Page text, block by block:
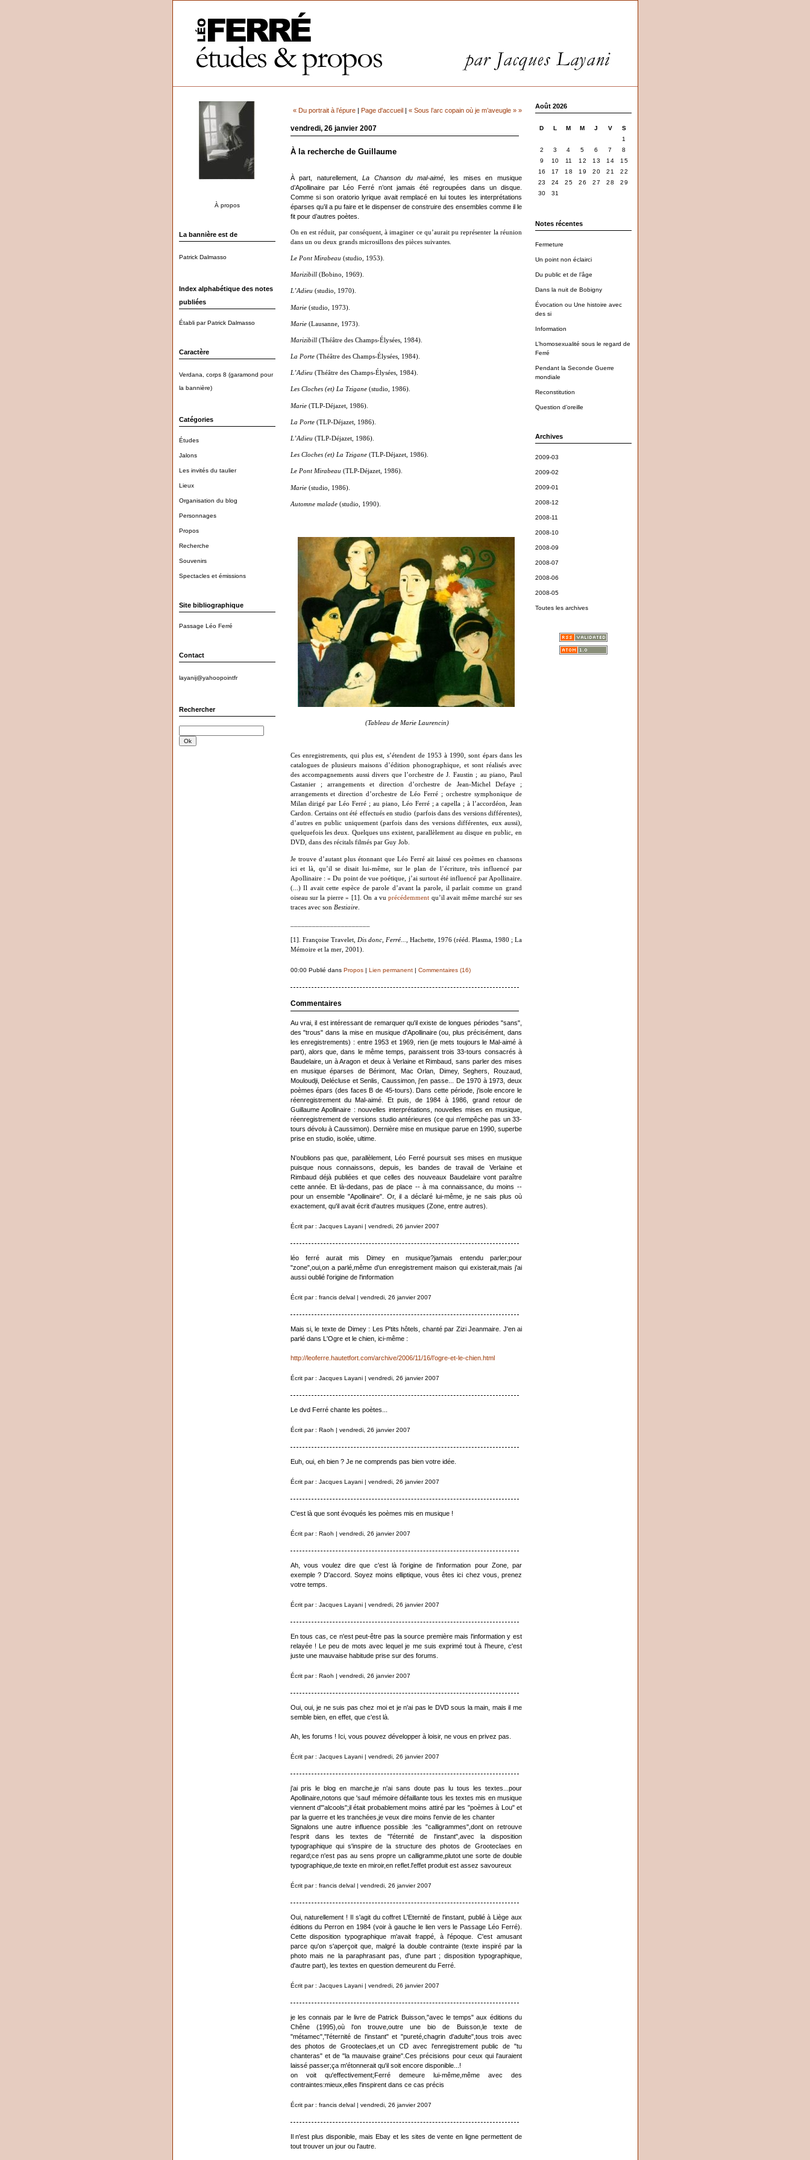
À propos
La bannière est de
Patrick Dalmasso
Index alphabétique des notes
publiées
Établi par Patrick Dalmasso
Caractère
Verdana, corps 8 (garamond pour
la bannière)
Catégories
Études
Jalons
Les invités du taulier
Lieux
Organisation du blog
Personnages
Propos
Recherche
Souvenirs
Spectacles et émissions
Site bibliographique
Passage Léo Ferré
Contact
layanij@yahoopointfr
Rechercher
Août 2026
D L M M J V
S
1
2
3 4 5 6 7
8
9
10 11 12 13 14
15
16
17 18 19 20 21
22
23
24 25 26 27 28
29
30
31
Notes récentes
Fermeture
Un point non éclairci
Du public et de l’âge
Dans la nuit de Bobigny
Évocation ou Une histoire avec
des si
Information
L’homosexualité sous le regard de
Ferré
Pendant la Seconde Guerre
mondiale
Reconstitution
Question d’oreille
Archives
2009-03
2009-02
2009-01
2008-12
2008-11
2008-10
2008-09
2008-07
2008-06
2008-05
Toutes les archives
« Du portrait à l’épure| Page d'accueil| « Sous l’arc copain où je m’aveugle » »
vendredi, 26 janvier 2007
À la recherche de Guillaume
À part, naturellement,La Chanson du mal-aimé , les mises en musique
d’Apollinaire par Léo Ferré n’ont jamais été regroupées dans un disque.
Comme si son oratorio lyrique avait remplacé en lui toutes les interprétations
éparses qu’il a pu faire et le dispenser de construire des ensembles comme il le
fit pour d’autres poètes.
On en est réduit, par conséquent, à imaginer ce qu’aurait pu représenter la réunion
dans un ou deux grands microsillons des pièces suivantes.
Le Pont Mirabeau (studio, 1953).
Marizibill(Bobino, 1969).
L’Adieu (studio, 1970).
Marie(studio, 1973).
Marie(Lausanne, 1973).
Marizibill(Théâtre des Champs-Élysées, 1984).
La Porte(Théâtre des Champs-Élysées, 1984).
L’Adieu (Théâtre des Champs-Élysées, 1984).
Les Cloches (et) La Tzigane(studio, 1986).
Marie(TLP-Déjazet, 1986).
La Porte(TLP-Déjazet, 1986).
L’Adieu (TLP-Déjazet, 1986).
Les Cloches (et) La Tzigane(TLP-Déjazet, 1986).
Le Pont Mirabeau (TLP-Déjazet, 1986).
Marie(studio, 1986).
Automne malade(studio, 1990).
(Tableau de Marie Laurencin)
Ces enregistrements, qui plus est, s’étendent de 1953 à 1990, sont épars dans les
catalogues de plusieurs maisons d’édition phonographique, et sont réalisés avec
des accompagnements aussi divers que l’orchestre de J. Faustin ; au piano, Paul
Castanier ; arrangements et direction d’orchestre de Jean-Michel Defaye ;
arrangements et direction d’orchestre de Léo Ferré ; orchestre symphonique de
Milan dirigé par Léo Ferré ; au piano, Léo Ferré ; a capella ; à l’accordéon, Jean
Cardon. Certains ont été effectués en studio (parfois dans des versions différentes),
d’autres en public uniquement (parfois dans des versions différentes, eux aussi),
quelquefois les deux. Quelques uns existent, parallèlement au disque en public, en
DVD, dans des récitals filmés par Guy Job.
Je trouve d’autant plus étonnant que Léo Ferré ait laissé ces poèmes en chansons
ici et là, qu’il se disait lui-même, sur le plan de l’écriture, très influencé par
Apollinaire :« Du point de vue poétique, j’ai surtout été influencé par Apollinaire.
(...) Il avait cette espèce de parole d’avant la parole, il parlait comme un grand
oiseau sur la pierre » [1]. On a vuprécédemment qu’il avait même marché sur ses
traces avec son Bestiaire.
[1]. Françoise Travelet, Dis donc, Ferré...
, Hachette, 1976 (rééd. Plasma, 1980 ; La
Mémoire et la mer, 2001).
00:00 Publié dans Propos| Lien permanent| Commentaires (16)
Commentaires
Au vrai, il est intéressant de remarquer qu'il existe de longues périodes "sans",
des "trous" dans la mise en musique d'Apollinaire (ou, plus précisément, dans
les enregistrements) : entre 1953 et 1969, rien (je mets toujours le Mal-aimé à
part), alors que, dans le même temps, paraissent trois 33-tours consacrés à
Baudelaire, un à Aragon et deux à Verlaine et Rimbaud, sans parler des mises
en musique éparses de Bérimont, Mac Orlan, Dimey, Seghers, Rouzaud,
Mouloudji, Delécluse et Senlis, Caussimon, j'en passe... De 1970 à 1973, deux
poèmes épars (des faces B de 45-tours). Dans cette période, j'isole encore le
réenregistrement du Mal-aimé. Et puis, de 1984 à 1986, grand retour de
Guillaume Apollinaire : nouvelles interprétations, nouvelles mises en musique,
réenregistrement de versions studio antérieures (ce qui n'empêche pas un 33-
tours dévolu à Caussimon). Dernière mise en musique parue en 1990, superbe
prise en studio, isolée, ultime.
N'oublions pas que, parallèlement, Léo Ferré poursuit ses mises en musique
puisque nous connaissons, depuis, les bandes de travail de Verlaine et
Rimbaud déjà publiées et que celles des nouveaux Baudelaire vont paraître
cette année. Et là-dedans, pas de place -- à ma connaissance, du moins --
pour un ensemble "Apollinaire". Or, il a déclaré lui-même, je ne sais plus où
exactement, qu'il avait écrit d'autres musiques (Zone, entre autres).
Écrit par : Jacques Layani | vendredi, 26 janvier 2007
léo ferré aurait mis Dimey en musique?jamais entendu parler;pour
"zone",oui,on a parlé,même d'un enregistrement maison qui existerait,mais j'ai
aussi oublié l'origine de l'information
Écrit par : francis delval | vendredi, 26 janvier 2007
Mais si, le texte de Dimey : Les P'tits hôtels, chanté par Zizi Jeanmaire. J'en ai
parlé dans L'Ogre et le chien, ici-même :
http://leoferre.hautetfort.com/archive/2006/11/16/l’ogre-et-le-chien.html
Écrit par : Jacques Layani | vendredi, 26 janvier 2007
Le dvd Ferré chante les poètes...
Écrit par : Raoh | vendredi, 26 janvier 2007
Euh, oui, eh bien ? Je ne comprends pas bien votre idée.
Écrit par : Jacques Layani | vendredi, 26 janvier 2007
C'est là que sont évoqués les poèmes mis en musique !
Écrit par : Raoh | vendredi, 26 janvier 2007
Ah, vous voulez dire que c'est là l'origine de l'information pour Zone, par
exemple ? D'accord. Soyez moins elliptique, vous êtes ici chez vous, prenez
votre temps.
Écrit par : Jacques Layani | vendredi, 26 janvier 2007
En tous cas, ce n'est peut-être pas la source première mais l'information y est
relayée ! Le peu de mots avec lequel je me suis exprimé tout à l'heure, c'est
juste une mauvaise habitude prise sur des forums.
Écrit par : Raoh | vendredi, 26 janvier 2007
Oui, oui, je ne suis pas chez moi et je n'ai pas le DVD sous la main, mais il me
semble bien, en effet, que c'est là.
Ah, les forums ! Ici, vous pouvez développer à loisir, ne vous en privez pas.
Écrit par : Jacques Layani | vendredi, 26 janvier 2007
j'ai pris le blog en marche,je n'ai sans doute pas lu tous les textes...pour
Apollinaire,notons que 'sauf mémoire défaillante tous les textes mis en musique
viennent d'"alcools";il était probablement moins attiré par les "poèmes à Lou" et
par la guerre et les tranchées,je veux dire moins l'envie de les chanter
Signalons une autre influence possible :les "calligrammes",dont on retrouve
l'esprit dans les textes de "l'éternité de l'instant",avec la disposition
typographique qui s'inspire de la structure des photos de Grooteclaes en
regard;ce n'est pas au sens propre un calligramme,plutot une sorte de double
typographique,de texte en miroir,en reflet.l'effet produit est assez savoureux
Écrit par : francis delval | vendredi, 26 janvier 2007
Oui, naturellement ! Il s'agit du coffret L'Eternité de l'instant, publié à Liège aux
éditions du Perron en 1984 (voir à gauche le lien vers le Passage Léo Ferré).
Cette disposition typographique m'avait frappé, à l'époque. C'est amusant
parce qu'on s'aperçoit que, malgré la double contrainte (texte inspiré par la
photo mais ne la paraphrasant pas, d'une part ; disposition typographique,
d'autre part), les textes en question demeurent du Ferré.
Écrit par : Jacques Layani | vendredi, 26 janvier 2007
je les connais par le livre de Patrick Buisson,"avec le temps" aux éditions du
Chêne (1995),où l'on trouve,outre une bio de Buisson,le texte de
"métamec","l'éternité de l'instant" et "pureté,chagrin d'adulte",tous trois avec
des photos de Grooteclaes,et un CD avec l'enregistrement public de "tu
chanteras" et de "la mauvaise graine".Ces précisions pour ceux qui l'auraient
laissé passer;ça m'étonnerait qu'il soit encore disponible...!
on voit qu'effectivement;Ferré demeure lui-même,même avec des
contraintes:mieux,elles l'inspirent dans ce cas précis
Écrit par : francis delval | vendredi, 26 janvier 2007
Il n'est plus disponible, mais Ebay et les sites de vente en ligne permettent de
tout trouver un jour ou l'autre.